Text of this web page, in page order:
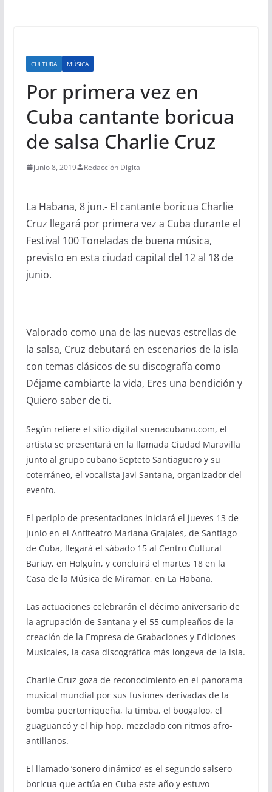
CULTURA MÚSICA
Por primera vez en
Cuba cantante boricua
de salsa Charlie Cruz
junio 8, 2019 Redacción Digital
La Habana, 8 jun.- El cantante boricua Charlie
Cruz llegará por primera vez a Cuba durante el
Festival 100 Toneladas de buena música,
previsto en esta ciudad capital del 12 al 18 de
junio.
Valorado como una de las nuevas estrellas de
la salsa, Cruz debutará en escenarios de la isla
con temas clásicos de su discografía como
Déjame cambiarte la vida, Eres una bendición y
Quiero saber de ti.
Según refiere el sitio digital suenacubano.com, el
artista se presentará en la llamada Ciudad Maravilla
junto al grupo cubano Septeto Santiaguero y su
coterráneo, el vocalista Javi Santana, organizador del
evento.
El periplo de presentaciones iniciará el jueves 13 de
junio en el Anfiteatro Mariana Grajales, de Santiago
de Cuba, llegará el sábado 15 al Centro Cultural
Bariay, en Holguín, y concluirá el martes 18 en la
Casa de la Música de Miramar, en La Habana.
Las actuaciones celebrarán el décimo aniversario de
la agrupación de Santana y el 55 cumpleaños de la
creación de la Empresa de Grabaciones y Ediciones
Musicales, la casa discográfica más longeva de la isla.
Charlie Cruz goza de reconocimiento en el panorama
musical mundial por sus fusiones derivadas de la
bomba puertorriqueña, la timba, el boogaloo, el
guaguancó y el hip hop, mezclado con ritmos afro-
antillanos.
El llamado ‘sonero dinámico’ es el segundo salsero
boricua que actúa en Cuba este año y estuvo